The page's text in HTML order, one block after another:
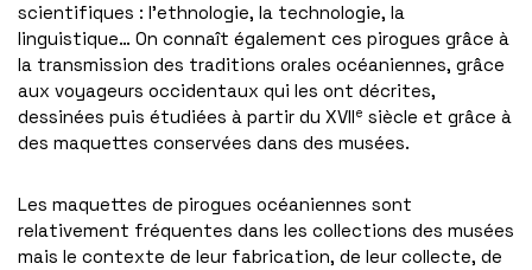
scientifiques : l’ethnologie, la technologie, la
linguistique… On connaît également ces pirogues grâce à
la transmission des traditions orales océaniennes, grâce
aux voyageurs occidentaux qui les ont décrites,
dessinées puis étudiées à partir du XVIIe siècle et grâce à
des maquettes conservées dans des musées.
Les maquettes de pirogues océaniennes sont
relativement fréquentes dans les collections des musées
mais le contexte de leur fabrication, de leur collecte, de